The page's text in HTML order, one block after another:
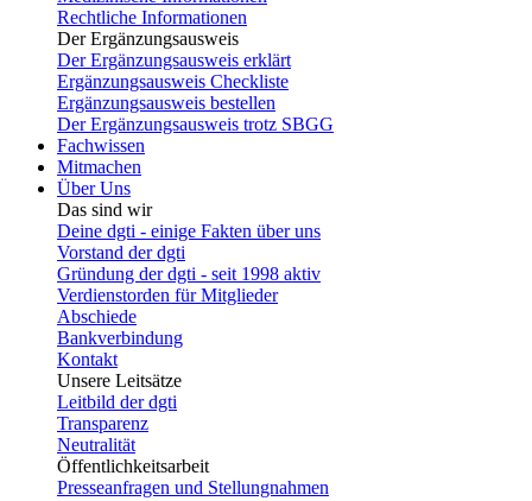
Rechtliche Informationen
Der Ergänzungsausweis
Der Ergänzungsausweis erklärt
Ergänzungsausweis Checkliste
Ergänzungsausweis bestellen
Der Ergänzungsausweis trotz SBGG
Fachwissen
Mitmachen
Über Uns
Das sind wir
Deine dgti - einige Fakten über uns
Vorstand der dgti
Gründung der dgti - seit 1998 aktiv
Verdienstorden für Mitglieder
Abschiede
Bankverbindung
Kontakt
Unsere Leitsätze
Leitbild der dgti
Transparenz
Neutralität
Öffentlichkeitsarbeit
Presseanfragen und Stellungnahmen